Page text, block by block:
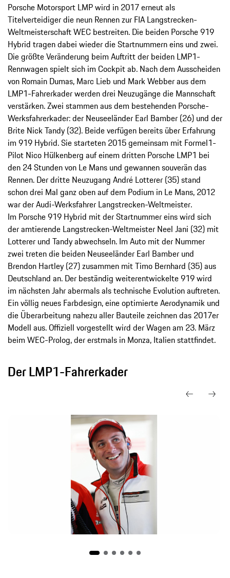
Porsche Motorsport LMP wird in 2017 erneut als
Titelverteidiger die neun Rennen zur FIA Langstrecken-
Weltmeisterschaft WEC bestreiten. Die beiden Porsche 919
Hybrid tragen dabei wieder die Startnummern eins und zwei.
Die größte Veränderung beim Auftritt der beiden LMP1-
Rennwagen spielt sich im Cockpit ab. Nach dem Ausscheiden
von Romain Dumas, Marc Lieb und Mark Webber aus dem
LMP1-Fahrerkader werden drei Neuzugänge die Mannschaft
verstärken. Zwei stammen aus dem bestehenden Porsche-
Werksfahrerkader: der Neuseeländer Earl Bamber (26) und der
Brite Nick Tandy (32). Beide verfügen bereits über Erfahrung
im 919 Hybrid. Sie starteten 2015 gemeinsam mit Formel1-
Pilot Nico Hülkenberg auf einem dritten Porsche LMP1 bei
den 24 Stunden von Le Mans und gewannen souverän das
Rennen. Der dritte Neuzugang André Lotterer (35) stand
schon drei Mal ganz oben auf dem Podium in Le Mans, 2012
war der Audi-Werksfahrer Langstrecken-Weltmeister.
Im Porsche 919 Hybrid mit der Startnummer eins wird sich
der amtierende Langstrecken-Weltmeister Neel Jani (32) mit
Lotterer und Tandy abwechseln. Im Auto mit der Nummer
zwei treten die beiden Neuseeländer Earl Bamber und
Brendon Hartley (27) zusammen mit Timo Bernhard (35) aus
Deutschland an. Der beständig weiterentwickelte 919 wird
im nächsten Jahr abermals als technische Evolution auftreten.
Ein völlig neues Farbdesign, eine optimierte Aerodynamik und
die Überarbeitung nahezu aller Bauteile zeichnen das 2017er
Modell aus. Offiziell vorgestellt wird der Wagen am 23. März
beim WEC-Prolog, der erstmals in Monza, Italien stattfindet.
Der LMP1-Fahrerkader